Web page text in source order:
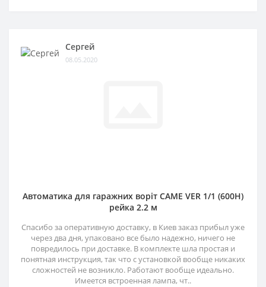
Сергей
08.05.2020
Автоматика для гаражних воріт CAME VER 1/1 (600H)
рейка 2.2 м
Спасибо за оперативную доставку, в Киев заказ прибыл уже
через два дня, упаковано все было надежно, ничего не
повредилось при доставке. В комплекте шла простая и
понятная инструкция, так что с установкой вообще никаких
сложностей не возникло. Работают вообще идеально.
Имеется встроенная лампа, чт..